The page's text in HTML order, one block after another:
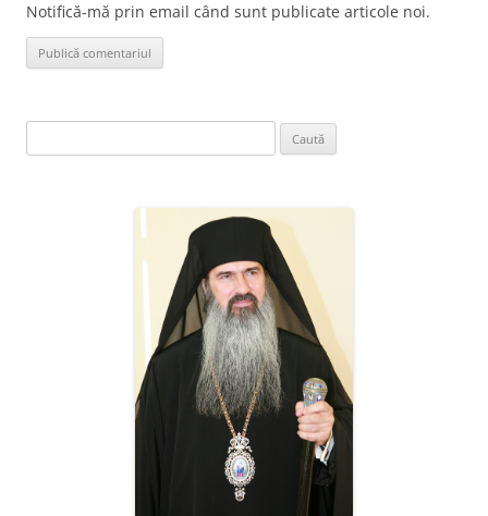
Notifică-mă prin email când sunt publicate articole noi.
după: